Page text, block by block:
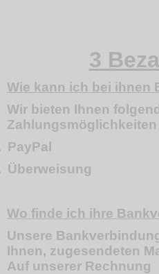
3
Wie kann ich bei ihnen
Wir bieten Ihnen
Zahlungsmöglichkeiten
PayPal
Überweisung
Wo finde ich ihre
Unsere
Ihnen, zugesendeten
Auf unserer Rechnung